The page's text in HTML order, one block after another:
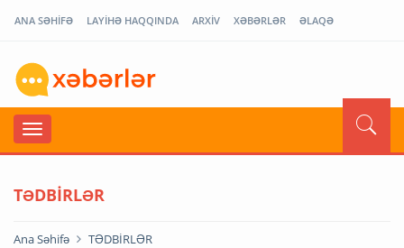
ANA SƏHİFƏ LAYİHƏ HAQQINDA ARXİV XƏBƏRLƏR ƏLAQƏ
TƏDBİRLƏR
Ana Səhifə TƏDBİRLƏR